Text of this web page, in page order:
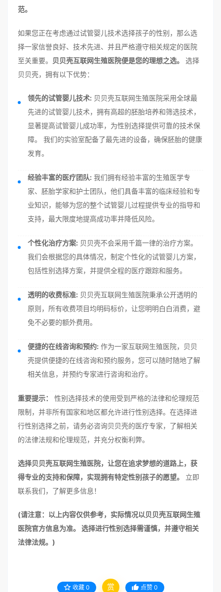
范。
如果您正在考虑通过试管婴儿技术选择孩子的性别，那么选
择一家信誉良好、技术先进、并且严格遵守相关规定的医院
至关重要。
贝贝壳互联网生殖医院便是您的理想之选。
选择
贝贝壳，拥有以下优势：
领先的试管婴儿技术: 贝贝壳互联网生殖医院采用全球最
先进的试管婴儿技术，拥有高超的胚胎培养和筛选技术，
显著提高试管婴儿成功率，为性别选择提供可靠的技术保
障。 我们的实验室配备了最先进的设备，确保胚胎的健康
发育。
经验丰富的医疗团队: 我们拥有经验丰富的生殖医学专
家、胚胎学家和护士团队，他们具备丰富的临床经验和专
业知识，能够为您的整个试管婴儿过程提供专业的指导和
支持，最大限度地提高成功率并降低风险。
个性化治疗方案: 贝贝壳不会采用千篇一律的治疗方案。
我们会根据您的具体情况，制定个性化的试管婴儿方案，
包括性别选择方案，并提供全程的医疗跟踪和服务。
透明的收费标准: 贝贝壳互联网生殖医院秉承公开透明的
原则，所有收费项目均明码标价，让您明明白白消费，避
免不必要的额外费用。
便捷的在线咨询和预约: 作为一家互联网生殖医院，贝贝
壳提供便捷的在线咨询和预约服务，您可以随时随地了解
相关信息，并预约专家进行咨询和治疗。
重要提示：
性别选择技术的使用受到严格的法律和伦理规范
限制，并非所有国家和地区都允许进行性别选择。在选择进
行性别选择之前，请务必咨询贝贝壳的医疗专家，了解相关
的法律法规和伦理规范，并充分权衡利弊。
选择贝贝壳互联网生殖医院，让您在追求梦想的道路上，获
得专业的支持和保障，实现拥有特定性别孩子的愿望。
立即
联系我们，了解更多信息！
(请注意：以上内容仅供参考，实际情况以贝贝壳互联网生殖
医院官方信息为准。 选择进行性别选择需谨慎，并遵守相关
法律法规。)
收藏 0 赏 点赞 0